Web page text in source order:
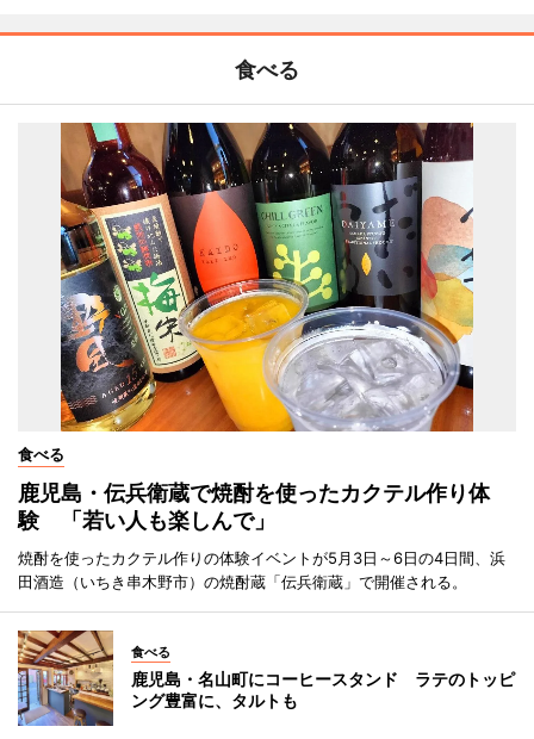
食べる
食べる
鹿児島・伝兵衛蔵で焼酎を使ったカクテル作り体
験 「若い人も楽しんで」
焼酎を使ったカクテル作りの体験イベントが5月3日～6日の4日間、浜
田酒造（いちき串木野市）の焼酎蔵「伝兵衛蔵」で開催される。
食べる
鹿児島・名山町にコーヒースタンド ラテのトッピ
ング豊富に、タルトも